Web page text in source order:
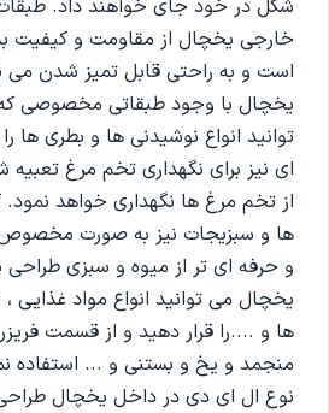
شکل در خود جای خواهند داد.
خارجی یخچال از مقاومت و کیفیت
است و به راحتی قابل تمیز شدن
یخچال با وجود طبقاتی مخصوصی
توانید انواع نوشیدنی ها و بطری ها
ای نیز برای نگهداری تخم مرغ
از تخم مرغ ها نگهداری خواهد
ها و سبزیجات نیز به صورت مخصوص
و حرفه ای تر از میوه و سبزی
یخچال می توانید انواع مواد غذایی
ها و ....را قرار دهید و از قسمت
منجمد و یخ و بستنی و ... استفاده
نوع ال ای دی در داخل یخچال